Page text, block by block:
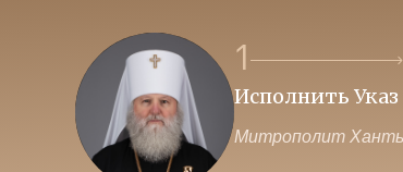
1
Исполнить
Митрополит